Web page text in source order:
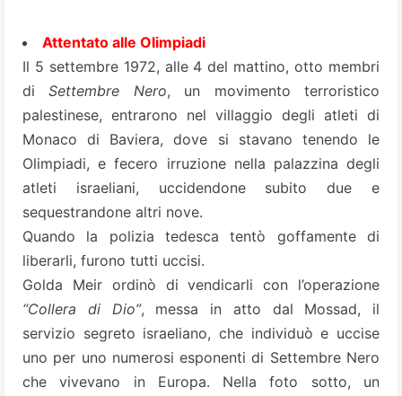
Attentato alle Olimpiadi
Il 5 settembre 1972, alle 4 del mattino, otto membri
diSettembre Nero, un movimento terroristico
palestinese, entrarono nel villaggio degli atleti di
Monaco di Baviera, dove si stavano tenendo le
Olimpiadi, e fecero irruzione nella palazzina degli
atleti israeliani, uccidendone subito due e
sequestrandone altri nove.
Quando la polizia tedesca tentò goffamente di
liberarli, furono tutti uccisi.
Golda Meir ordinò di vendicarli con l’operazione
“Collera di Dio”, messa in atto dal Mossad, il
servizio segreto israeliano, che individuò e uccise
uno per uno numerosi esponenti di Settembre Nero
che vivevano in Europa. Nella foto sotto, un